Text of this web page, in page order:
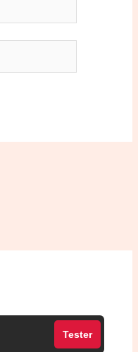
Tester